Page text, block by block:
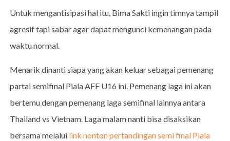
Untuk mengantisipasi hal itu, Bima Sakti ingin timnya tampil
agresif tapi sabar agar dapat mengunci kemenangan pada
waktu normal.
Menarik dinanti siapa yang akan keluar sebagai pemenang
partai semifinal Piala AFF U16 ini. Pemenang laga ini akan
bertemu dengan pemenang laga semifinal lainnya antara
Thailand vs Vietnam. Laga malam nanti bisa disaksikan
bersama melalui link nonton pertandingan semi final Piala